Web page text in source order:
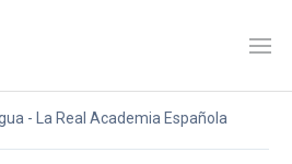
- La Real Academia Española